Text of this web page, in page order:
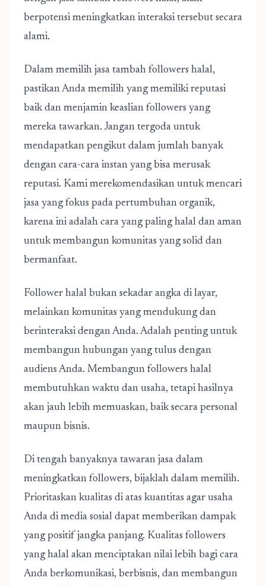
berpotensi meningkatkan interaksi tersebut secara
alami.
Dalam memilih jasa tambah followers halal,
pastikan Anda memilih yang memiliki reputasi
baik dan menjamin keaslian followers yang
mereka tawarkan. Jangan tergoda untuk
mendapatkan pengikut dalam jumlah banyak
dengan cara-cara instan yang bisa merusak
reputasi. Kami merekomendasikan untuk mencari
jasa yang fokus pada pertumbuhan organik,
karena ini adalah cara yang paling halal dan aman
untuk membangun komunitas yang solid dan
bermanfaat.
Follower halal bukan sekadar angka di layar,
melainkan komunitas yang mendukung dan
berinteraksi dengan Anda. Adalah penting untuk
membangun hubungan yang tulus dengan
audiens Anda. Membangun followers halal
membutuhkan waktu dan usaha, tetapi hasilnya
akan jauh lebih memuaskan, baik secara personal
maupun bisnis.
Di tengah banyaknya tawaran jasa dalam
meningkatkan followers, bijaklah dalam memilih.
Prioritaskan kualitas di atas kuantitas agar usaha
Anda di media sosial dapat memberikan dampak
yang positif jangka panjang. Kualitas followers
yang halal akan menciptakan nilai lebih bagi cara
Anda berkomunikasi, berbisnis, dan membangun